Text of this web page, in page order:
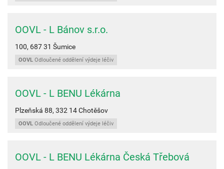
OOVL - L Bánov s.r.o.
100, 687 31 Šumice
OOVL Odloučené oddělení výdeje léčiv
OOVL - L BENU Lékárna
Plzeňská 88, 332 14Chotěšov
OOVL Odloučené oddělení výdeje léčiv
OOVL - L BENU Lékárna Česká Třebová